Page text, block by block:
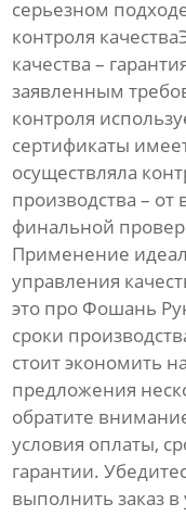
серьезном
контроля
качества –
заявленным
контроля
сертификаты
осуществляла
производства –
финальной
Применение
управления
это про Фошань
сроки
стоит экономить
предложения
обратите
условия оплаты,
гарантии.
выполнить заказ